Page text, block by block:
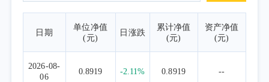
日期
单位净值
(元)
日涨跌
累计净值
(元)
资产净值
(元)
2026-08-
06
0.8919 -2.11% 0.8919 --